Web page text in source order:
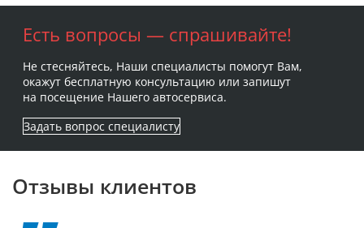
Есть вопросы — спрашивайте!
Не стесняйтесь, Наши специалисты помогут Вам,
окажут бесплатную консультацию или запишут
на посещение Нашего автосервиса.
Задать вопрос специалисту
Отзывы клиентов